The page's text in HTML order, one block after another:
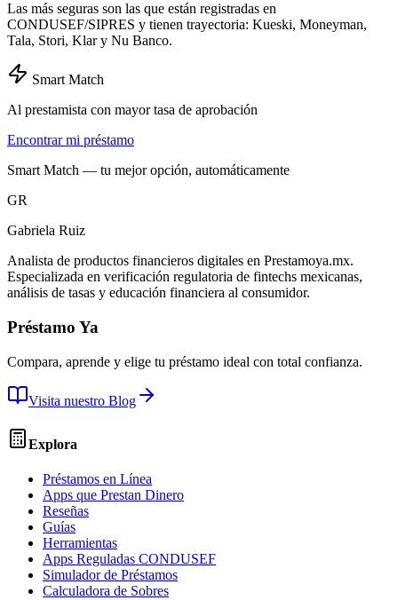
Las más seguras son las que están registradas en
CONDUSEF/SIPRES y tienen trayectoria: Kueski, Moneyman,
Tala, Stori, Klar y Nu Banco.
Smart Match
Al prestamista con mayor tasa de aprobación
Encontrar mi préstamo
Smart Match — tu mejor opción, automáticamente
GR
Gabriela Ruiz
Analista de productos financieros digitales en Prestamoya.mx.
Especializada en verificación regulatoria de fintechs mexicanas,
análisis de tasas y educación financiera al consumidor.
Préstamo Ya
Compara, aprende y elige tu préstamo ideal con total confianza.
Visita nuestro Blog
Explora
Préstamos en Línea
Apps que Prestan Dinero
Reseñas
Guías
Herramientas
Apps Reguladas CONDUSEF
Simulador de Préstamos
Calculadora de Sobres